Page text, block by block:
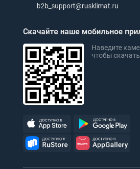
b2b_support@rusklimat.ru
Скачайте наше мобильное
Наведите
чтобы скачать